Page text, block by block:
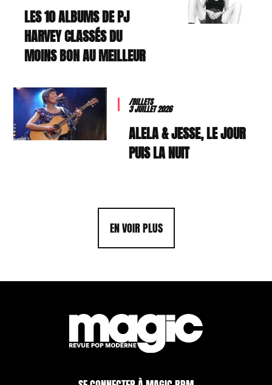
LES 10 ALBUMS DE PJ
HARVEY CLASSÉS DU
MOINS BON AU MEILLEUR
/BILLETS
3 JUILLET 2026
ALELA & JESSE, LE JOUR
PUIS LA NUIT
EN VOIR PLUS